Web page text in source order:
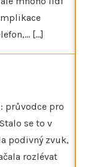
[...]
průvodce pro
se to v
podivný zvuk,
rozlévat